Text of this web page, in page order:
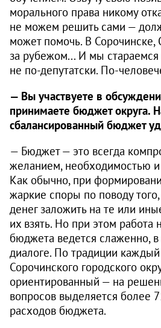
морального права никому
не можем решить сами —
может помочь. В Сорочинске,
за рубежом... И мы
не по-депутатски. По-
— Вы участвуете в
принимаете бюджет округа.
сбалансированный бюджет
— Бюджет — это всегда
желанием, необходимостью
Как обычно, при
жаркие споры по поводу
денег заложить на те или
их взять. Но при этом
бюджета ведется слаженно,
диалоге. По традиции
Сорочинского городского
ориентированный — на
вопросов выделяется более
расходов бюджета.